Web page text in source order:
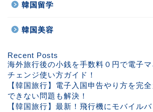
韓国留学
韓国美容
Recent Posts
海外旅行後の小銭を手数料０円で電子
チェンジ使い方ガイド！
【韓国旅行】電子入国申告やり方を完
できない問題も解決！
【韓国旅行】最新！飛行機にモバイル